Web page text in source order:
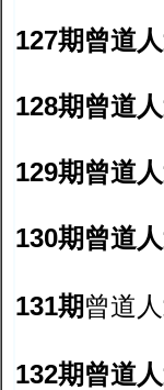
127期曾道
128期曾道
129期曾道
130期曾道
131期曾道人
132期曾道